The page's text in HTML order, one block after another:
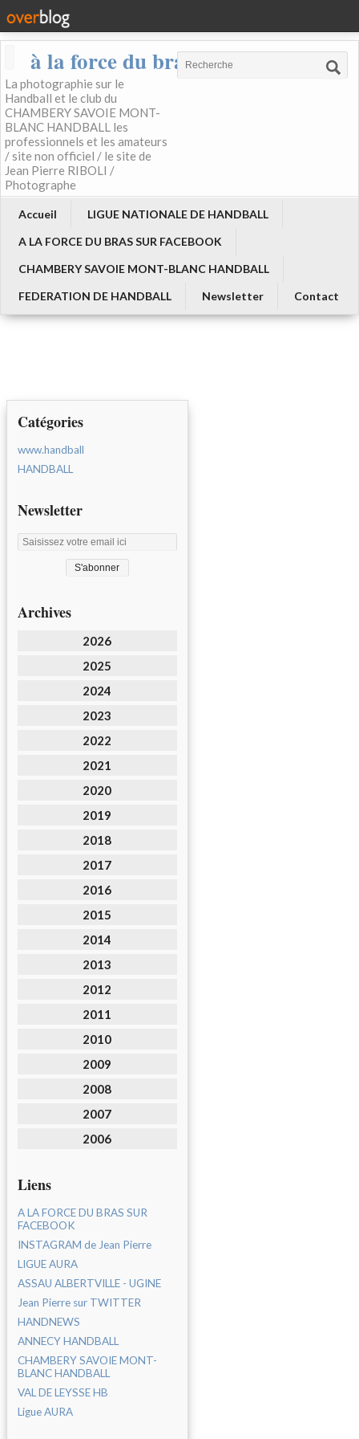
à la force du bras
La photographie sur le
Handball et le club du
CHAMBERY SAVOIE MONT-
BLANC HANDBALL les
professionnels et les amateurs
/ site non officiel / le site de
Jean Pierre RIBOLI /
Photographe
Accueil
LIGUE NATIONALE DE HANDBALL
A LA FORCE DU BRAS SUR FACEBOOK
CHAMBERY SAVOIE MONT-BLANC HANDBALL
FEDERATION DE HANDBALL
Newsletter Contact
Catégories
www.handball
HANDBALL
Newsletter
Archives
2026
2025
2024
2023
2022
2021
2020
2019
2018
2017
2016
2015
2014
2013
2012
2011
2010
2009
2008
2007
2006
Liens
A LA FORCE DU BRAS SUR
FACEBOOK
INSTAGRAM de Jean Pierre
LIGUE AURA
ASSAU ALBERTVILLE - UGINE
Jean Pierre sur TWITTER
HANDNEWS
ANNECY HANDBALL
CHAMBERY SAVOIE MONT-
BLANC HANDBALL
VAL DE LEYSSE HB
Ligue AURA